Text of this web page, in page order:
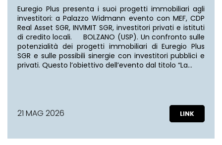
Euregio Plus presenta i suoi progetti immobiliari agli
investitori: a Palazzo Widmann evento con MEF, CDP
Real Asset SGR, INVIMIT SGR, investitori privati e istituti
di credito locali. BOLZANO (USP). Un confronto sulle
potenzialità dei progetti immobiliari di Euregio Plus
SGR e sulle possibili sinergie con investitori pubblici e
privati. Questo l’obiettivo dell’evento dal titolo “La…
21 MAG 2026